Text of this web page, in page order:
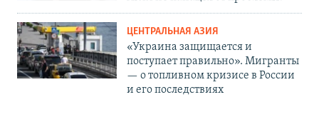
ЦЕНТРАЛЬНАЯ АЗИЯ
«Украина защищается и
поступает правильно». Мигранты
— о топливном кризисе в России
и его последствиях